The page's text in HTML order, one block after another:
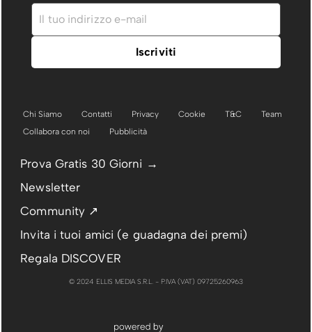
Chi Siamo Contatti Privacy Cookie T&C
Team
Collabora con noi
Pubblicità
Prova Gratis 30 Giorni →
Newsletter
Community ↗
Invita i tuoi amici (e guadagna dei premi)
Regala DISCOVER
© 2024 ELLIS MEDIA S.R.L. - P.IVA (VAT) 09725260963